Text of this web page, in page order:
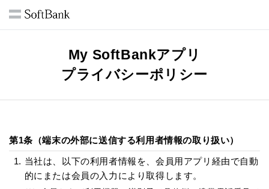
My SoftBankアプリ
プライバシーポリシー
第1条（端末の外部に送信する利用者情報の取り扱い）
当社は、以下の利用者情報を、会員用アプリ経由で自動
的にまたは会員の入力により取得します。